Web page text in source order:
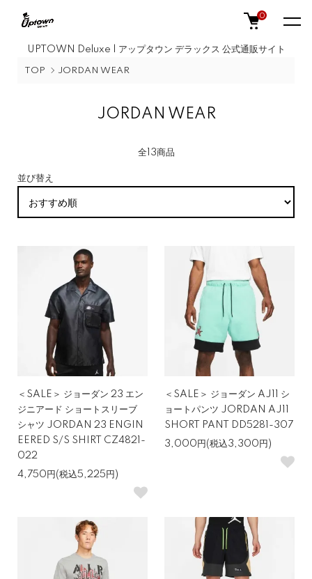
UPTOWN Deluxe | アップタウン デラックス 公式通販サイト
0
TOP JORDAN WEAR
JORDAN WEAR
全13商品
並び替え
＜SALE＞ ジョーダン 23 エン
ジニアード ショートスリーブ
シャツ JORDAN 23 ENGIN
EERED S/S SHIRT CZ4821-
022
4,750円(税込5,225円)
＜SALE＞ ジョーダン AJ11 シ
ョートパンツ JORDAN AJ11
SHORT PANT DD5281-307
3,000円(税込3,300円)